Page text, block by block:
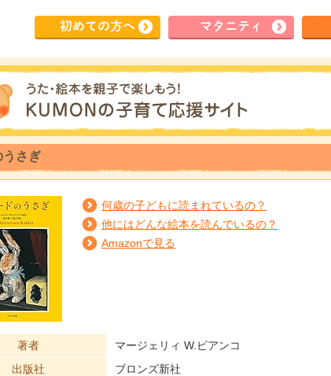
初めての方へ マタ ニティ
うさぎ
何歳の子どもに読まれているの？
他にはどんな絵本を読んでいるの？
Amazonで見る
著者
マージェリィ W.ビアンコ
出版社
ブロンズ新社